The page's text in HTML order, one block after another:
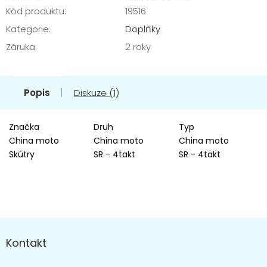
Kód produktu:
19516
Kategorie:
Doplňky
Záruka: 2 roky
Popis Diskuze (1)
Značka Druh
Typ
China moto
China moto
China moto
Skútry
SR - 4takt SR - 4takt
á
pKontakt